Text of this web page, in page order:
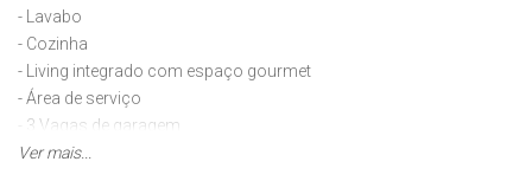
- Lavabo
- Cozinha
- Living integrado com espaço gourmet
- Área de serviço
- 3 Vagas de garagem
Ver mais...